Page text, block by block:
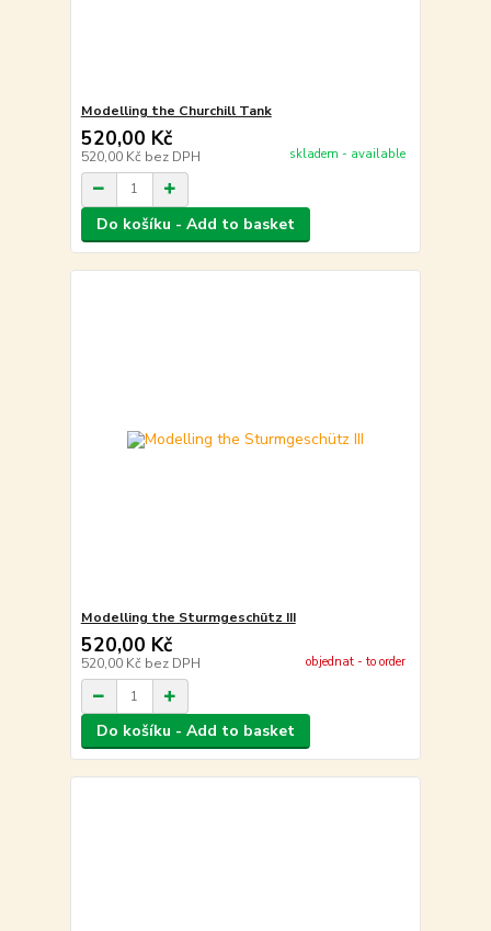
Modelling the Churchill Tank
520,00 Kč
520,00 Kč bez DPH skladem - available
Do košíku - Add to basket
Modelling the Sturmgeschütz III
520,00 Kč
520,00 Kč bez DPH objednat - to order
Do košíku - Add to basket